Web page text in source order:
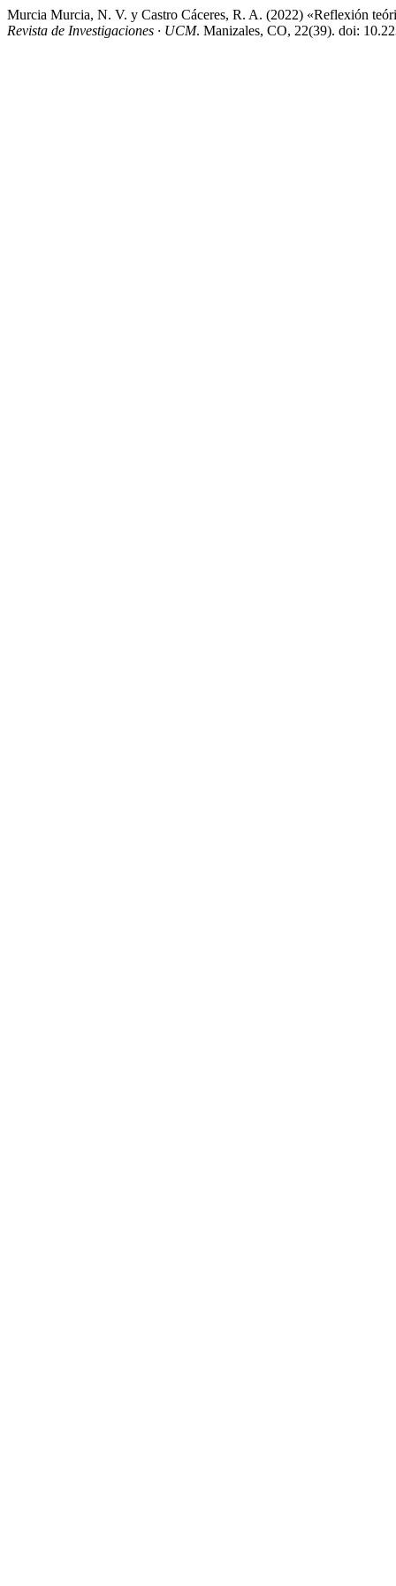
Murcia Murcia, N. V. y Castro Cáceres, R. A. (2022) «Reflexión
Revista de Investigaciones · UCM. Manizales, CO, 22(39). doi: